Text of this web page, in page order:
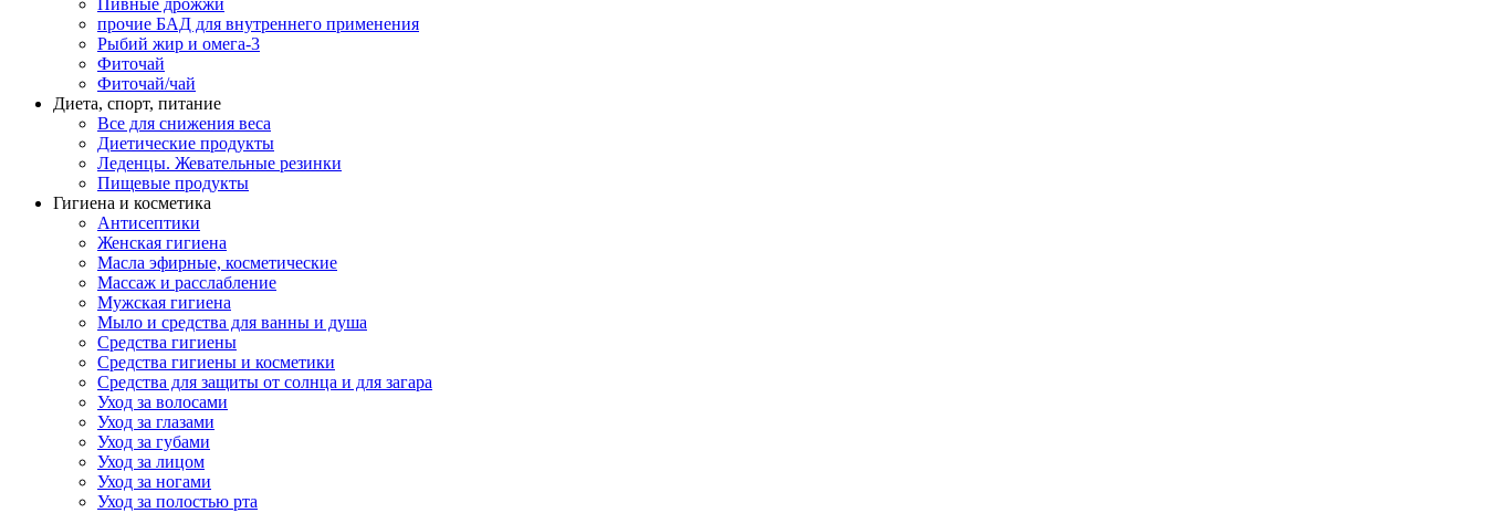
Пивные дрожжи
прочие БАД для внутреннего применения
Рыбий жир и омега-3
Фиточай
Фиточай/чай
Диета, спорт, питание
Все для снижения веса
Диетические продукты
Леденцы. Жевательные резинки
Пищевые продукты
Гигиена и косметика
Антисептики
Женская гигиена
Масла эфирные, косметические
Массаж и расслабление
Мужская гигиена
Мыло и средства для ванны и душа
Средства гигиены
Средства гигиены и косметики
Средства для защиты от солнца и для загара
Уход за волосами
Уход за глазами
Уход за губами
Уход за лицом
Уход за ногами
Уход за полостью рта